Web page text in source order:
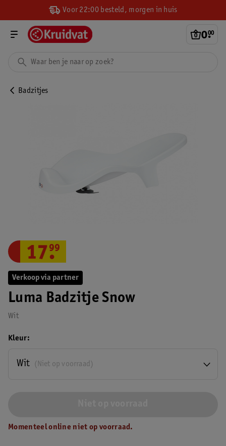
Voor 22:00 besteld, morgen in huis
0.
00
Badzitjes
Verkoop via partner
Luma Badzitje Snow
Wit
17.
99
Kleur
(Niet op voorraad)
Wit
Momenteel online niet op voorraad.